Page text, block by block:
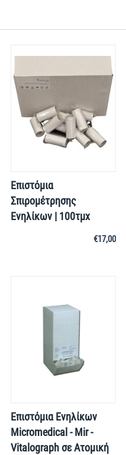
Επιστόμια
Σπιρομέτρησης
Ενηλίκων | 100τμχ
€17,00
Επιστόμια Ενηλίκων
Micromedical - Mir -
Vitalograph σε Ατομική